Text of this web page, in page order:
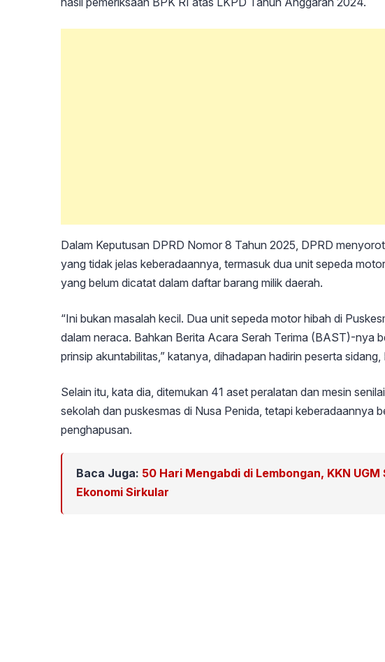
Dalam Keputusan DPRD Nomor 8 Tahun 2025, DPRD
yang tidak jelas keberadaannya, termasuk dua unit sepeda
yang belum dicatat dalam daftar barang milik daerah.
“Ini bukan masalah kecil. Dua unit sepeda motor hibah di
dalam neraca. Bahkan Berita Acara Serah Terima (BAST)-nya
prinsip akuntabilitas,” katanya, dihadapan hadirin peserta
Selain itu, kata dia, ditemukan 41 aset peralatan dan mesin
sekolah dan puskesmas di Nusa Penida, tetapi keberadaannya
penghapusan.
Baca Juga: 50 Hari Mengabdi di Lembongan, KKN
Ekonomi Sirkular